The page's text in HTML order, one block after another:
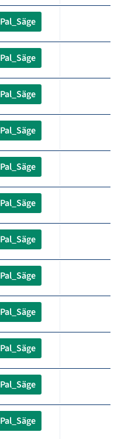
Pal_Säge
Pal_Säge
Pal_Säge
Pal_Säge
Pal_Säge
Pal_Säge
Pal_Säge
Pal_Säge
Pal_Säge
Pal_Säge
Pal_Säge
Pal_Säge